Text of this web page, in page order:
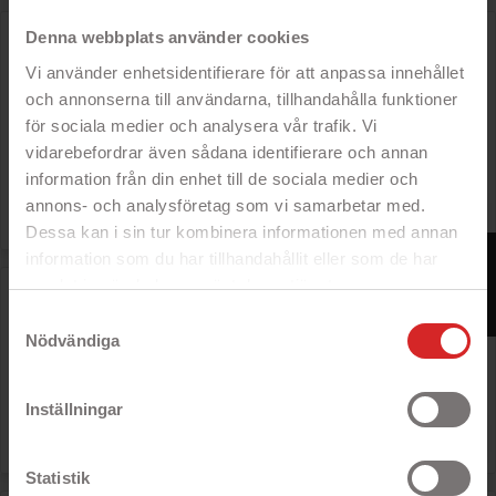
Denna webbplats använder cookies
Vi använder enhetsidentifierare för att anpassa innehållet
och annonserna till användarna, tillhandahålla funktioner
för sociala medier och analysera vår trafik. Vi
vidarebefordrar även sådana identifierare och annan
information från din enhet till de sociala medier och
annons- och analysföretag som vi samarbetar med.
Dessa kan i sin tur kombinera informationen med annan
information som du har tillhandahållit eller som de har
samlat in när du har använt deras tjänster.
Nödvändiga
Inställningar
Statistik
GreenCell billaddare med USB-C och USB-A kontakt 48W
(30W PD QC 3.0)
- Billaddare med flera USB-portar
- Power Delivery för snabb laddning
- 2 st USB-portar laddar två enheter
samtidigt
- Överspänningsskydd,
Rek: 300 kr
129 kr
GreenCell billaddare med 3x USB-A kontakt, 54W QC 3.0